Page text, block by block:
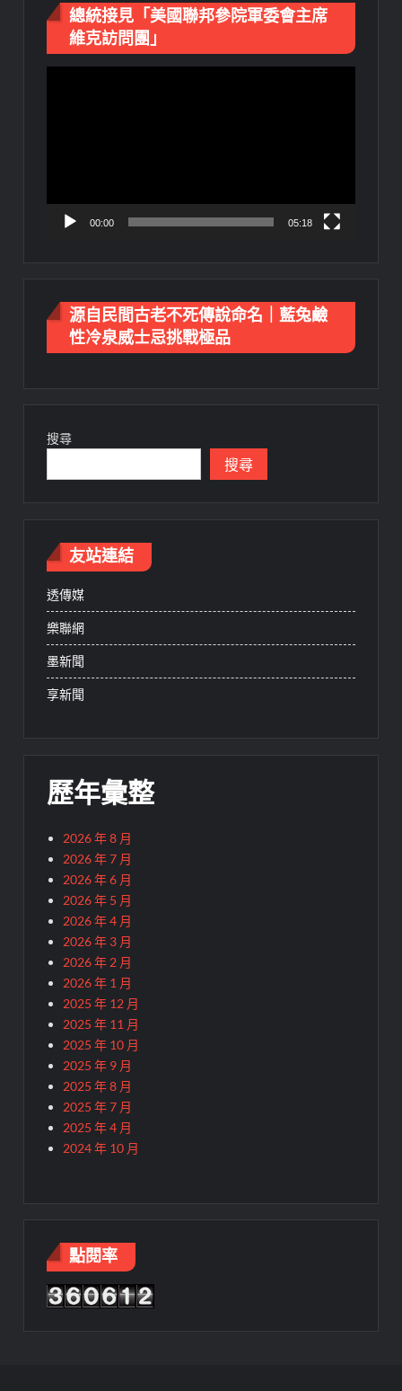
總統接見「美國聯邦參院軍委會主席
維克訪問團」
00:00 05:18
源自民間古老不死傳說命名｜藍兔鹼
性冷泉威士忌挑戰極品
搜尋
搜尋
友站連結
透傳媒
樂聯網
墨新聞
享新聞
歷年彙整
2026 年 8 月
2026 年 7 月
2026 年 6 月
2026 年 5 月
2026 年 4 月
2026 年 3 月
2026 年 2 月
2026 年 1 月
2025 年 12 月
2025 年 11 月
2025 年 10 月
2025 年 9 月
2025 年 8 月
2025 年 7 月
2025 年 4 月
2024 年 10 月
點閱率